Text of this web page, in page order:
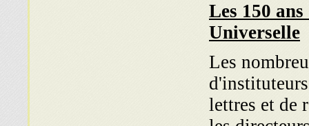
Les 150
Universelle
Les
lettres et de